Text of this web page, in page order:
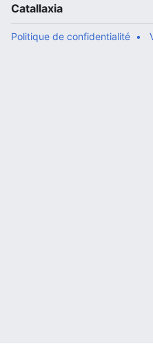
Catallaxia
Politique de confidentialité